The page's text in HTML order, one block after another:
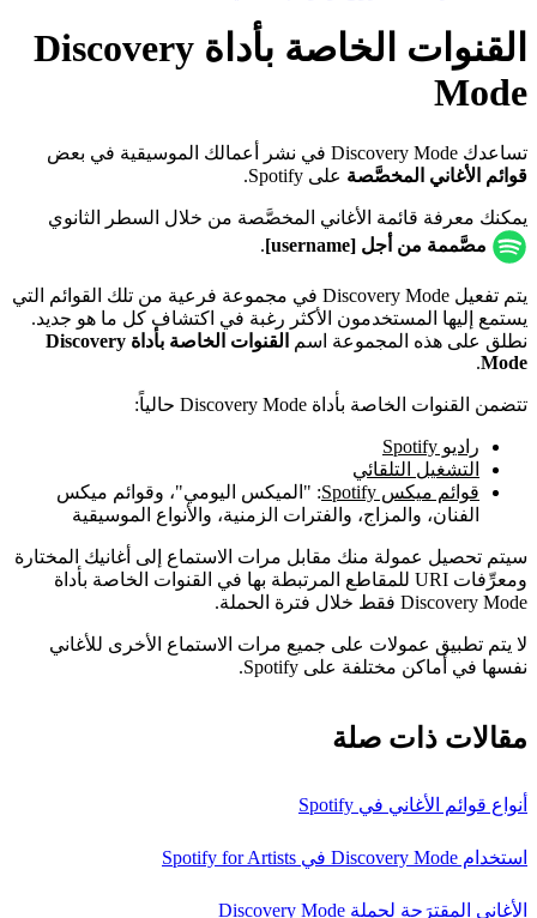
القنوات الخاصة بأداة Discovery
Mode
تساعدك Discovery Mode في نشر أعمالك الموسيقية في بعض
قوائم الأغاني المخصَّصة على Spotify.
يمكنك معرفة قائمة الأغاني المخصَّصة من خلال السطر الثانوي
مصَّممة من أجل [username]
.
يتم تفعيل Discovery Mode في مجموعة فرعية من تلك القوائم التي
يستمع إليها المستخدمون الأكثر رغبة في اكتشاف كل ما هو جديد.
نطلق على هذه المجموعة اسم
القنوات الخاصة بأداة Discovery
Mode
.
تتضمن القنوات الخاصة بأداة Discovery Mode حالياً:
راديو Spotify
التشغيل التلقائي
قوائم ميكس Spotify
: "الميكس اليومي"، وقوائم ميكس
الفنان، والمزاج، والفترات الزمنية، والأنواع الموسيقية
سيتم تحصيل عمولة منك مقابل مرات الاستماع إلى أغانيك المختارة
ومعرِّفات URI للمقاطع المرتبطة بها في القنوات الخاصة بأداة
Discovery Mode فقط خلال فترة الحملة.
لا يتم تطبيق عمولات على جميع مرات الاستماع الأخرى للأغاني
نفسها في أماكن مختلفة على Spotify.
مقالات ذات صلة
أنواع قوائم الأغاني في Spotify
استخدام Discovery Mode في Spotify for Artists
الأغاني المقترَحة لحملة Discovery Mode